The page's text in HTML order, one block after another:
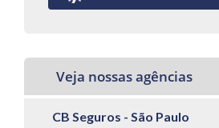
Veja nossas agências
CB Seguros - São Paulo